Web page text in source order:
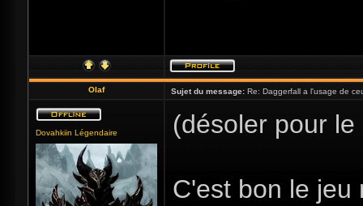
Olaf Sujet du message: Re: Daggerfall a l'usage de
Dovahkiin Légendaire (désoler pour
C'est bon le jeu